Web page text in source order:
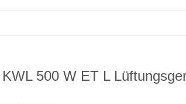
KWL 500 W ET L